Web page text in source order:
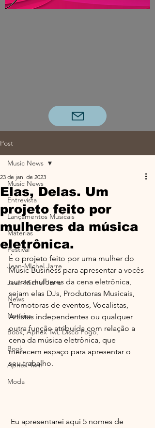
Post
Music News
Entrevista
Lançamentos Musicais
Materias
Festival
Jean-MIchel Jarre
Jean-Michel Jarre
News
Notícias
Book, Aphex Twi, Disco Pogo,
Book
Aphex Twin
Moda
Music News
Elas, Delas. Um
projeto feito por
mulheres da música
eletrônica.
23 de jan. de 2023
É o projeto feito por uma mulher do
Music Business para apresentar a vocês
outras mulheres da cena eletrônica,
sejam elas DJs, Produtoras Musicais,
Promotoras de eventos, Vocalistas,
Artistas independentes ou qualquer
outra função atribuída com relação a
cena da música eletrônica, que
merecem espaço para apresentar o
seu trabalho.